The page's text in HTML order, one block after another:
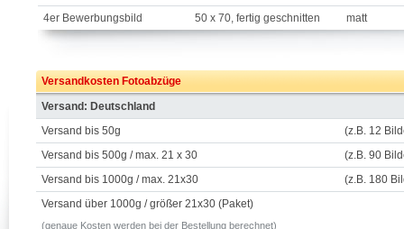
4er Bewerbungsbild
50 x 70, fertig geschnitten matt
Versandkosten Fotoabzüge
Versand: Deutschland
Versand bis 50g
(z.B. 12
Versand bis 500g / max. 21 x 30
(z.B. 90
Versand bis 1000g / max. 21x30
(z.B. 180
Versand über 1000g / größer 21x30 (Paket)
(genaue Kosten werden bei der Bestellung berechnet)